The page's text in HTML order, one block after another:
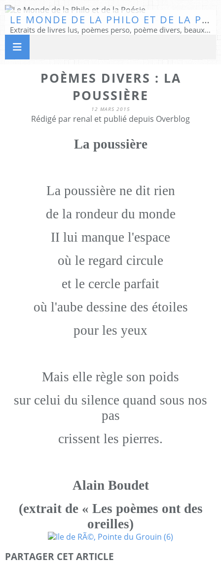
LE MONDE DE LA PHILO ET DE LA POÉSIE
Extraits de livres lus, poèmes perso, poème divers, beaux textes...
POÈMES DIVERS : LA
POUSSIÈRE
12 MARS 2015
Rédigé par renal et publié depuis Overblog
La poussière
La poussière ne dit rien
de la rondeur du monde
II lui manque l'espace
où le regard circule
et le cercle parfait
où l'aube dessine des étoiles
pour les yeux
Mais elle règle son poids
sur celui du silence quand sous nos
pas
crissent les pierres.
Alain Boudet
(extrait de « Les poèmes ont des
oreilles)
PARTAGER CET ARTICLE